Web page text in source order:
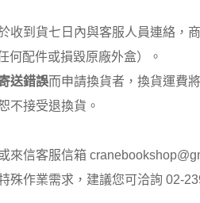
收到貨七日內與客服人員連絡，
何配件或損毀原廠外盒）。
送錯誤而申請換貨者，換貨運費
不接受退換貨。
來信客服信箱
殊作業需求，建議您可洽詢 02-